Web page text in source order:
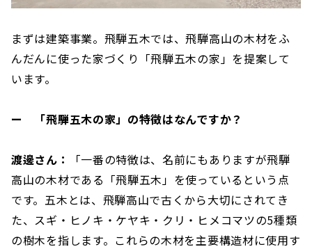
まずは建築事業。飛騨五木では、飛騨高山の木材をふ
んだんに使った家づくり「飛騨五木の家」を提案して
います。
ー 「飛騨五木の家」の特徴はなんですか？
渡邊さん：
「一番の特徴は、名前にもありますが飛騨
高山の木材である「飛騨五木」を使っているという点
です。五木とは、飛騨高山で古くから大切にされてき
た、スギ・ヒノキ・ケヤキ・クリ・ヒメコマツの5種類
の樹木を指します。これらの木材を主要構造材に使用す